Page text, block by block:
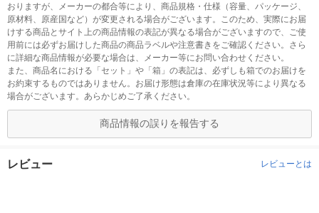
おりますが、メーカーの都合等により、商品規格・仕様（容量、パッケージ、
原材料、原産国など）が変更される場合がございます。このため、実際にお届
けする商品とサイト上の商品情報の表記が異なる場合がございますので、ご使
用前には必ずお届けした商品の商品ラベルや注意書きをご確認ください。さら
に詳細な商品情報が必要な場合は、メーカー等にお問い合わせください。
また、商品名における「セット」や「箱」の表記は、必ずしも箱でのお届けを
お約束するものではありません。お届け形態は倉庫の在庫状況等により異なる
場合がございます。あらかじめご了承ください。
商品情報の誤りを報告する
レビュー レビューとは